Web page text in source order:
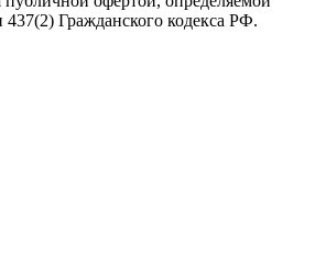
Гражданского кодекса РФ.